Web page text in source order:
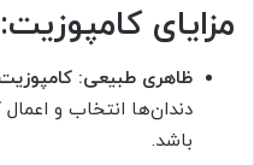
مزایای کامپوزیت:
ظاهری طبیعی:
دندان‌ها انتخاب و
باشد.